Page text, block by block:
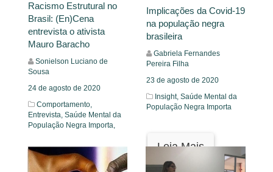
Racismo Estrutural no
Brasil: (En)Cena
entrevista o ativista
Mauro Baracho
Sonielson Luciano de
Sousa
24 de agosto de 2020
Comportamento,
Entrevista, Saúde Mental da
População Negra Importa,
Leia Mais
Implicações da Covid-19
na população negra
brasileira
Gabriela Fernandes
Pereira Filha
23 de agosto de 2020
Insight, Saúde Mental da
População Negra Importa
Leia Mais